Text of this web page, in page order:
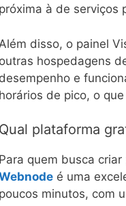
próxima à de serviços
Além disso, o painel
outras hospedagens
desempenho e
horários de pico, o
Qual plataforma
Para quem busca
é uma
poucos minutos, com